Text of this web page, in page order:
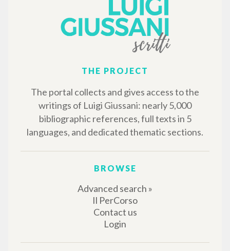
THE PROJECT
The portal collects and gives access to the
writings of Luigi Giussani: nearly 5,000
bibliographic references, full texts in 5
languages, and dedicated thematic sections.
BROWSE
Advanced search »
Il PerCorso
Contact us
Login